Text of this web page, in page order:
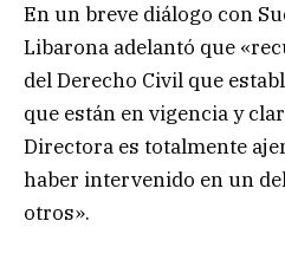
En un breve diálogo con
Libarona adelantó que
del Derecho Civil que
que están en vigencia y
Directora es totalmente
haber intervenido en un
otros».